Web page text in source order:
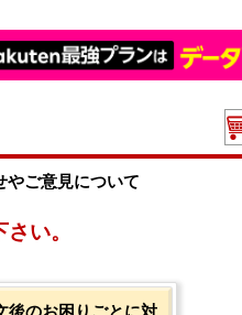
やご意見について
い。